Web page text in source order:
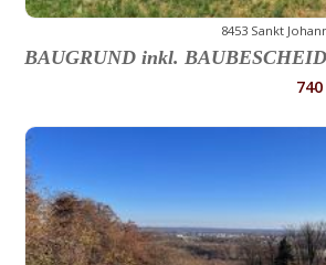
8453 Sankt
BAUGRUND inkl. BAUBESCHEID